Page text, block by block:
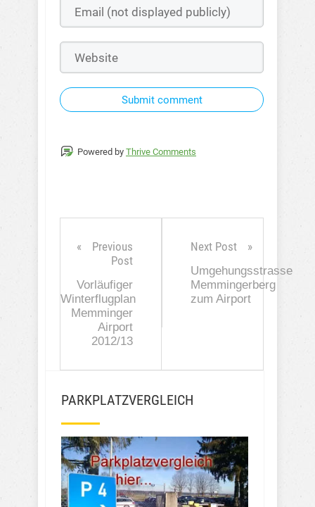
Submit comment
Powered by Thrive Comments
Previous
Post
Vorläufiger
Winterflugplan
Memminger
Airport
2012/13
Next Post
Umgehungsstrasse
Memmingerberg
zum Airport
PARKPLATZVERGLEICH